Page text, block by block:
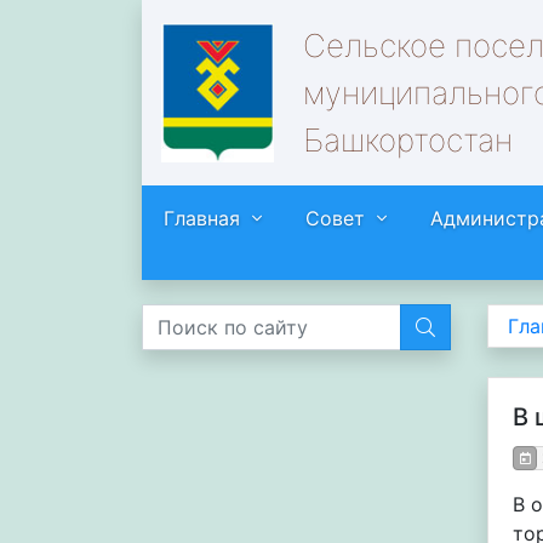
Сельское
Башкортостан
Главная Совет
В
В